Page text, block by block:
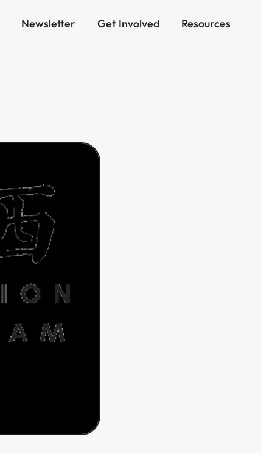
Newsletter Get Involved Resources